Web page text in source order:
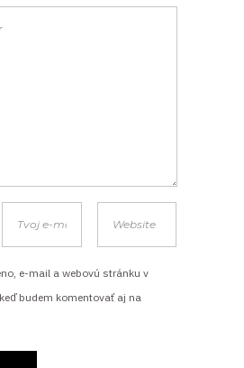
e-mail a webovú stránku v
budem komentovať aj na